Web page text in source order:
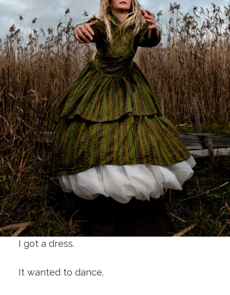
I got a dress.
It wanted to dance.